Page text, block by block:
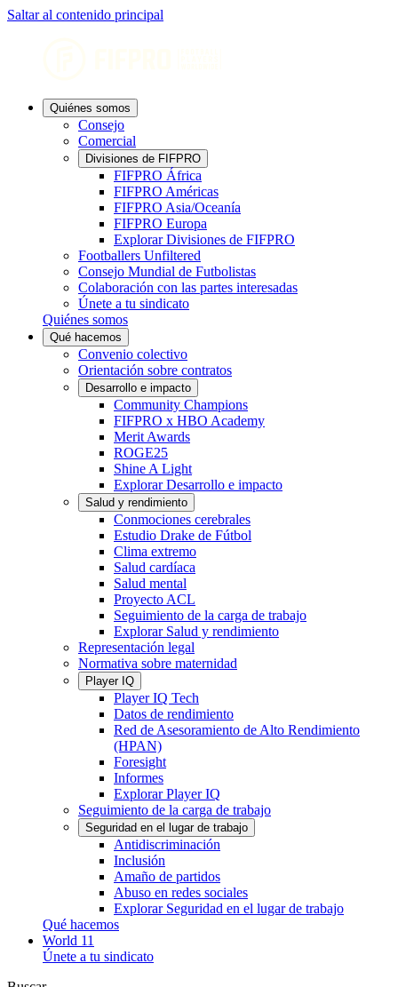
Saltar al contenido principal
Quiénes somos
Consejo
Comercial
Divisiones de FIFPRO
FIFPRO África
FIFPRO Américas
FIFPRO Asia/Oceanía
FIFPRO Europa
Explorar Divisiones de FIFPRO
Footballers Unfiltered
Consejo Mundial de Futbolistas
Colaboración con las partes interesadas
Únete a tu sindicato
Quiénes somos
Qué hacemos
Convenio colectivo
Orientación sobre contratos
Desarrollo e impacto
Community Champions
FIFPRO x HBO Academy
Merit Awards
ROGE25
Shine A Light
Explorar Desarrollo e impacto
Salud y rendimiento
Conmociones cerebrales
Estudio Drake de Fútbol
Clima extremo
Salud cardíaca
Salud mental
Proyecto ACL
Seguimiento de la carga de trabajo
Explorar Salud y rendimiento
Representación legal
Normativa sobre maternidad
Player IQ
Player IQ Tech
Datos de rendimiento
Red de Asesoramiento de Alto Rendimiento
(HPAN)
Foresight
Informes
Explorar Player IQ
Seguimiento de la carga de trabajo
Seguridad en el lugar de trabajo
Antidiscriminación
Inclusión
Amaño de partidos
Abuso en redes sociales
Explorar Seguridad en el lugar de trabajo
Qué hacemos
World 11
Únete a tu sindicato